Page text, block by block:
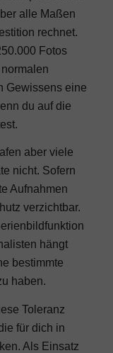
alle Maßen
rechnet.
Fotos
Gewissens eine
du auf die
aber viele
nicht. Sofern
Aufnahmen
verzichtbar.
hängt
bestimmte
haben.
Toleranz
für dich in
Als Einsatz